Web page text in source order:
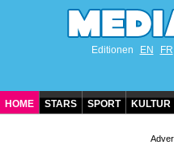
Editionen EN FR
HOME STARS SPORT KULTUR